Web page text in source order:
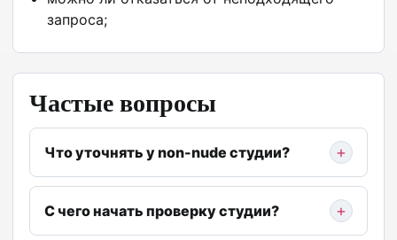
запроса;
Частые вопросы
Что уточнять у non-nude студии?
С чего начать проверку студии?